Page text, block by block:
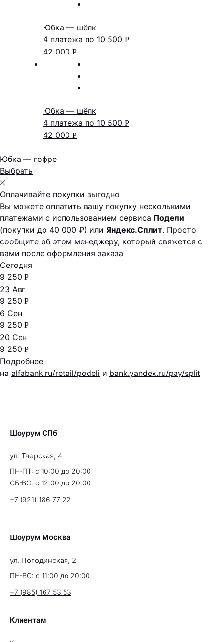
Юбка — шёлк
4 платежа по 10 500 Р
42 000 Р
Юбка — шёлк
4 платежа по 10 500 Р
42 000 Р
Юбка — гофре
Выбрать
Оплачивайте покупки выгодно
Вы можете оплатить вашу покупку несколькими
платежами с использованием сервиса Подели
(покупки до 40 000 ₽) или Яндекс.Сплит. Просто
сообщите об этом менеджеру, который свяжется с
вами после оформления заказа
Сегодня
9 250 Р
23 Авг
9 250 Р
6 Сен
9 250 Р
20 Сен
9 250 Р
Подробнее
на alfabank.ru/retail/podeli и bank.yandex.ru/pay/split
Шоурум СПб
ул. Тверская, 4
ПН-ПТ: с 10:00 до 20:00
СБ-ВС: с 12:00 до 20:00
+7 (921) 186 77 22
Шоурум Москва
ул. Погодинская, 2
ПН-ВС: с 11:00 до 20:00
+7 (985) 167 53 53
Клиентам